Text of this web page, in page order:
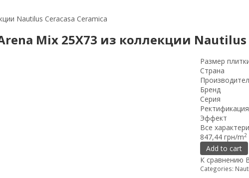
Nautilus Ceracasa Ceramica
Mix 25Х73 из коллекции Nautilus
Размер
Страна
Бренд
Серия
Эффект
Все
847,44 грн/m2
Add to cart
К сравнению
Categories: